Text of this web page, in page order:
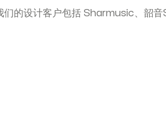
们的设计客户包括 Sharmusic、韶